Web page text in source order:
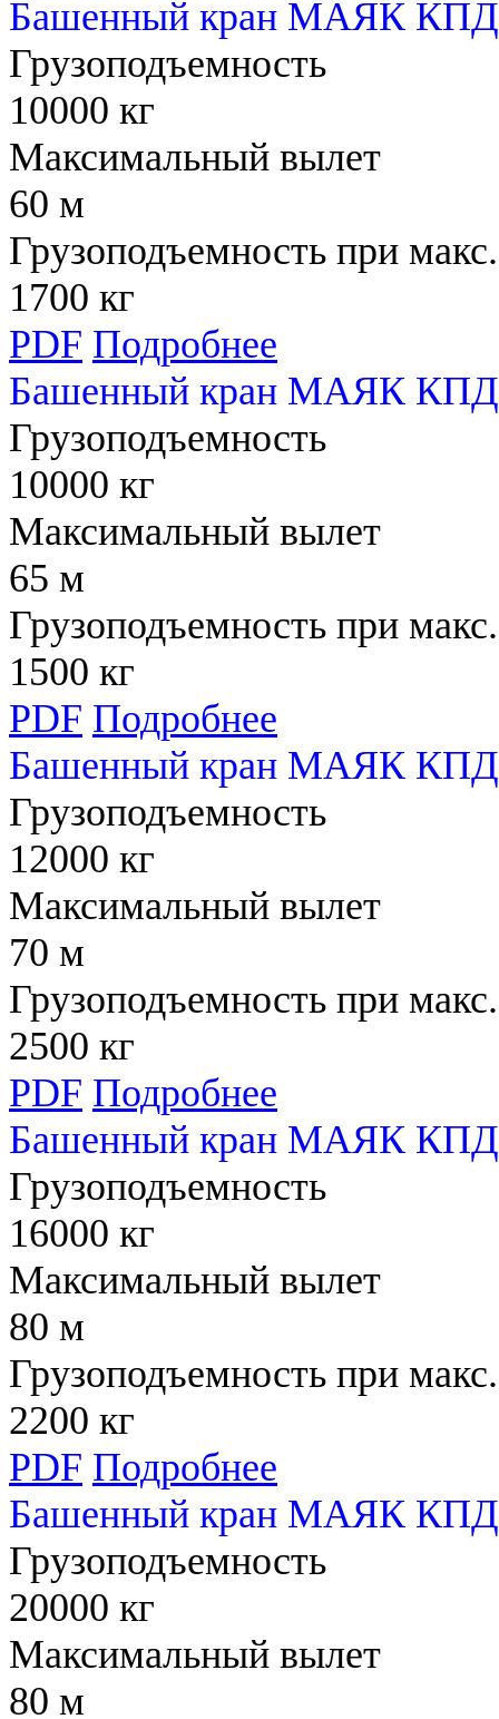
Башенный кран МАЯК КПД
Грузоподъемность
10000 кг
Максимальный вылет
60 м
Грузоподъемность при
1700 кг
PDF Подробнее
Башенный кран МАЯК КПД
Грузоподъемность
10000 кг
Максимальный вылет
65 м
Грузоподъемность при
1500 кг
PDF Подробнее
Башенный кран МАЯК КПД
Грузоподъемность
12000 кг
Максимальный вылет
70 м
Грузоподъемность при
2500 кг
PDF Подробнее
Башенный кран МАЯК КПД
Грузоподъемность
16000 кг
Максимальный вылет
80 м
Грузоподъемность при
2200 кг
PDF Подробнее
Башенный кран МАЯК КПД
Грузоподъемность
20000 кг
Максимальный вылет
80 м